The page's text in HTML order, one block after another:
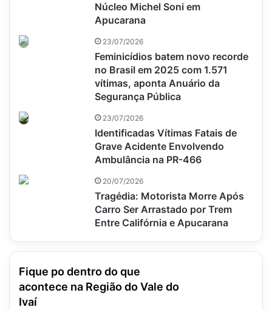
Núcleo Michel Soni em
Apucarana
23/07/2026
Feminicídios batem novo recorde
no Brasil em 2025 com 1.571
vítimas, aponta Anuário da
Segurança Pública
23/07/2026
Identificadas Vítimas Fatais de
Grave Acidente Envolvendo
Ambulância na PR-466
20/07/2026
Tragédia: Motorista Morre Após
Carro Ser Arrastado por Trem
Entre Califórnia e Apucarana
Fique po dentro do que
acontece na Região do Vale do
Ivaí